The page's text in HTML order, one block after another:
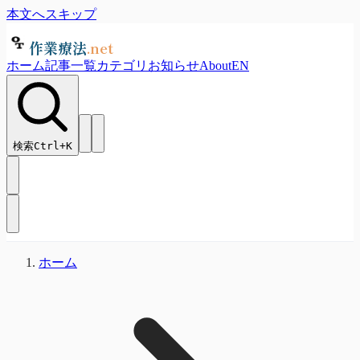
本文へスキップ
作業療法.net
ホーム記事一覧カテゴリ お知らせAboutEN
検索Ctrl+K
ホーム